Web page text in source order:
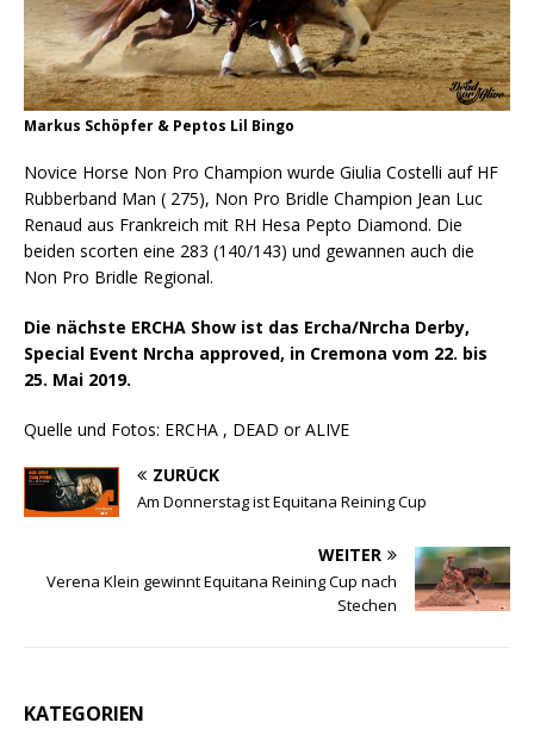
Markus Schöpfer & Peptos Lil Bingo
Novice Horse Non Pro Champion wurde Giulia Costelli auf HF
Rubberband Man ( 275), Non Pro Bridle Champion Jean Luc
Renaud aus Frankreich mit RH Hesa Pepto Diamond. Die
beiden scorten eine 283 (140/143) und gewannen auch die
Non Pro Bridle Regional.
Die nächste ERCHA Show ist das Ercha/Nrcha Derby,
Special Event Nrcha approved, in Cremona vom 22. bis
25. Mai 2019.
Quelle und Fotos: ERCHA , DEAD or ALIVE
ZURÜCK
Am Donnerstag ist Equitana Reining Cup
WEITER
Verena Klein gewinnt Equitana Reining Cup nach
Stechen
KATEGORIEN